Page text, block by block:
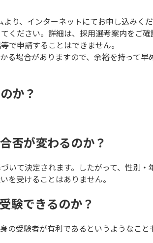
り、インターネットにてお申し込みくだ
ください。詳細は、採用選考案内をご確
で申請することはできません。
る場合がありますので、余裕を持って早
か？
否が変わるのか？
いて決定されます。したがって、性別・
を受けることはありません。
験できるのか？
の受験者が有利であるというようなこと